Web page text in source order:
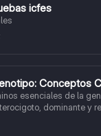
icfes
Conceptos
esenciales de la
dominante y